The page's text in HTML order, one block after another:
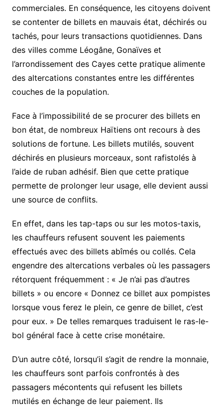
commerciales. En conséquence, les citoyens doivent
se contenter de billets en mauvais état, déchirés ou
tachés, pour leurs transactions quotidiennes. Dans
des villes comme Léogâne, Gonaïves et
l’arrondissement des Cayes cette pratique alimente
des altercations constantes entre les différentes
couches de la population.
Face à l’impossibilité de se procurer des billets en
bon état, de nombreux Haïtiens ont recours à des
solutions de fortune. Les billets mutilés, souvent
déchirés en plusieurs morceaux, sont rafistolés à
l’aide de ruban adhésif. Bien que cette pratique
permette de prolonger leur usage, elle devient aussi
une source de conflits.
En effet, dans les tap-taps ou sur les motos-taxis,
les chauffeurs refusent souvent les paiements
effectués avec des billets abîmés ou collés. Cela
engendre des altercations verbales où les passagers
rétorquent fréquemment : « Je n’ai pas d’autres
billets » ou encore « Donnez ce billet aux pompistes
lorsque vous ferez le plein, ce genre de billet, c’est
pour eux. » De telles remarques traduisent le ras-le-
bol général face à cette crise monétaire.
D’un autre côté, lorsqu’il s’agit de rendre la monnaie,
les chauffeurs sont parfois confrontés à des
passagers mécontents qui refusent les billets
mutilés en échange de leur paiement. Ils